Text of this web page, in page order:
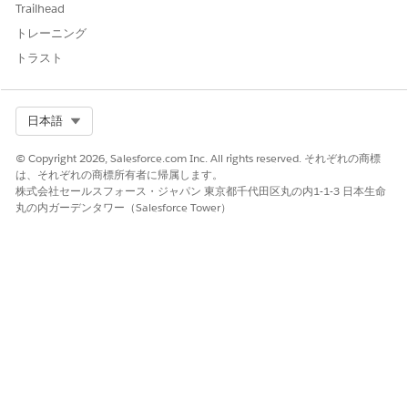
Trailhead
トレーニング
トラスト
日本語
© Copyright 2026, Salesforce.com Inc. All rights reserved. それぞれの商標
は、それぞれの商標所有者に帰属します。
株式会社セールスフォース・ジャパン 東京都千代田区丸の内1-1-3 日本生命
丸の内ガーデンタワー（Salesforce Tower）